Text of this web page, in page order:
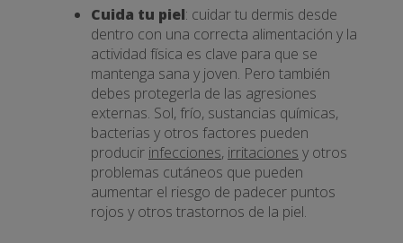
Cuida tu piel: cuidar tu dermis desde
dentro con una correcta alimentación y la
actividad física es clave para que se
mantenga sana y joven. Pero también
debes protegerla de las agresiones
externas. Sol, frío, sustancias químicas,
bacterias y otros factores pueden
producir infecciones, irritaciones y otros
problemas cutáneos que pueden
aumentar el riesgo de padecer puntos
rojos y otros trastornos de la piel.